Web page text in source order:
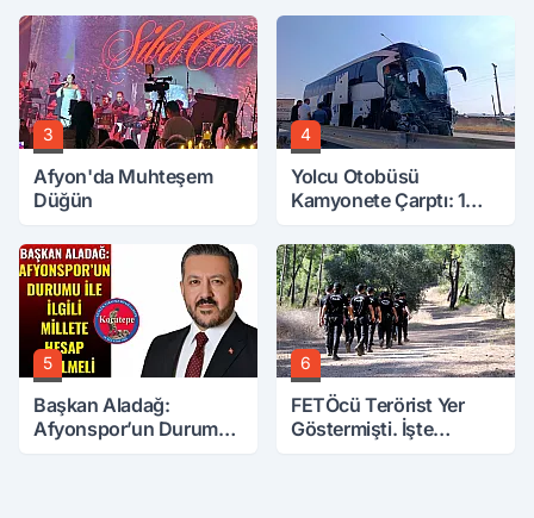
Attırdı
Aranıyor
3
Afyon'da Muhteşem
Düğün
4
Yolcu Otobüsü
Kamyonete Çarptı: 1
5
Başkan Aladağ:
Afyonspor’un Durumu
6
FETÖcü Terörist Yer
Göstermişti. İşte